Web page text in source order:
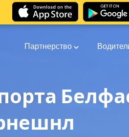
Партнерство